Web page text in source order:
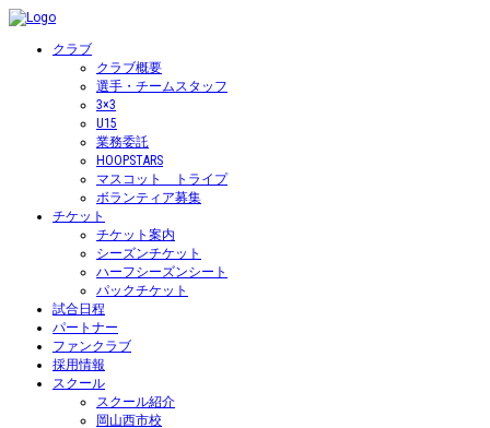
クラブ
クラブ概要
選手・チームスタッフ
3×3
U15
業務委託
HOOPSTARS
マスコット トライプ
ボランティア募集
チケット
チケット案内
シーズンチケット
ハーフシーズンシート
パックチケット
試合日程
パートナー
ファンクラブ
採用情報
スクール
スクール紹介
岡山西市校